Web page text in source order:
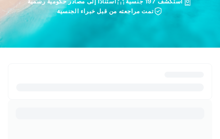
تمت مراجعته من قبل خبراء الجنسية